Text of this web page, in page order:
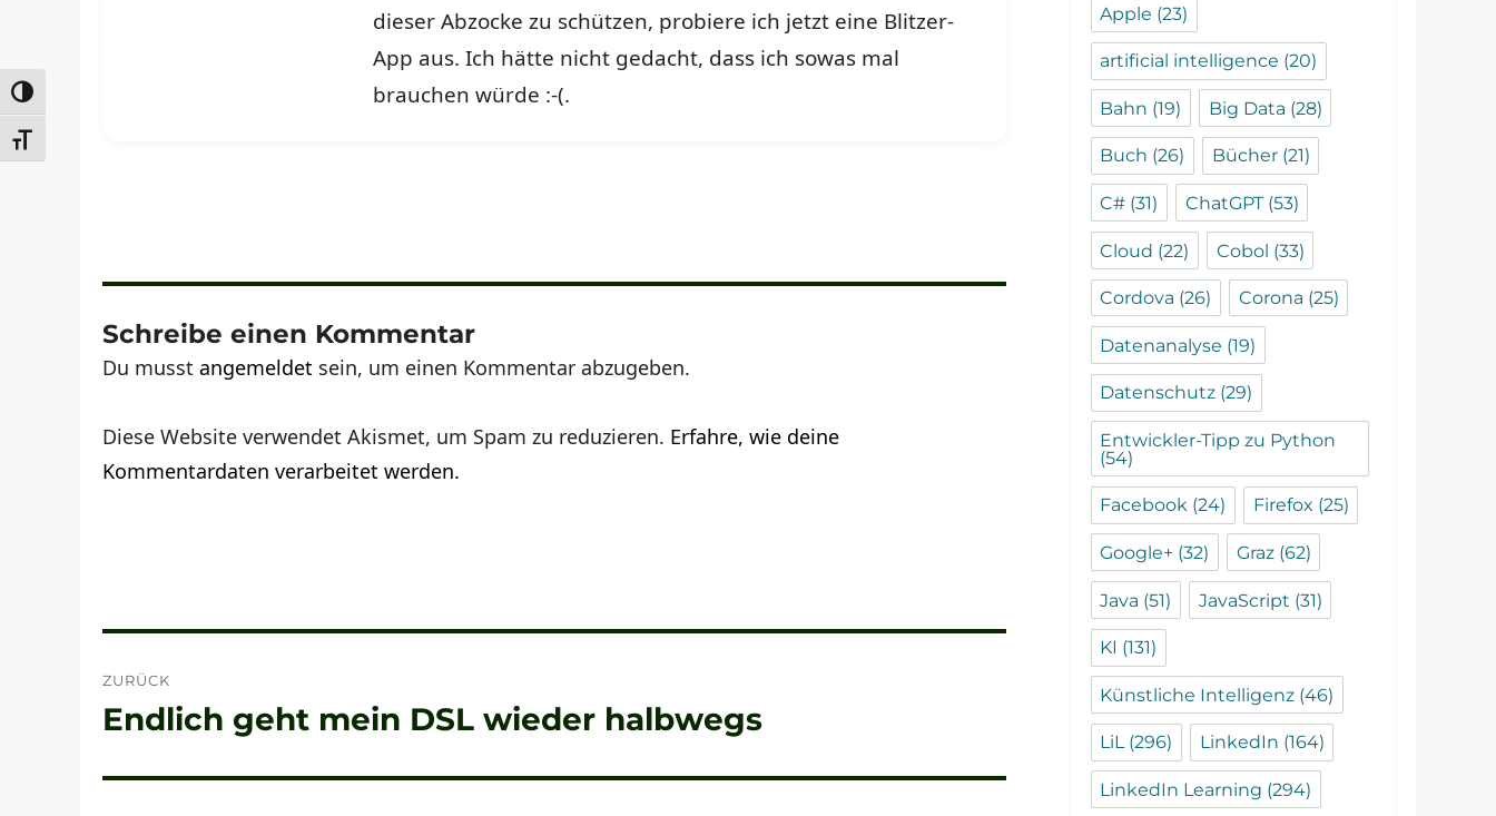
UMSCHALTEN AUF HOHE KONTRASTE
SCHRIFT VERGRÖSSERN
dieser Abzocke zu schützen, probiere ich jetzt eine Blitzer-
App aus. Ich hätte nicht gedacht, dass ich sowas mal
brauchen würde :-(.
Schreibe einen Kommentar
Du musst angemeldet sein, um einen Kommentar abzugeben.
Diese Website verwendet Akismet, um Spam zu reduzieren. Erfahre, wie deine
Kommentardaten verarbeitet werden.
ZURÜCK
Vorheriger
Endlich geht mein DSL wieder halbwegs
Apple (23)
artificial intelligence (20)
Bahn (19) Big Data (28)
Buch (26) Bücher(21)
C# (31) ChatGPT(53)
Cloud (22) Cobol (33)
Cordova (26) Corona (25)
Datenanalyse (19)
Datenschutz (29)
Entwickler-Tipp zu Python
(54)
Facebook (24) Firefox (25)
Google+ (32) Graz(62)
Java (51) JavaScript (31)
KI (131)
Künstliche Intelligenz (46)
LiL(296) LinkedIn (164)
LinkedIn Learning (294)